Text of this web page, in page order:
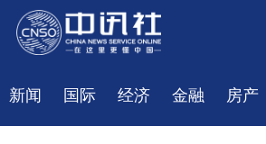
新闻 国际 经济 金融 房产